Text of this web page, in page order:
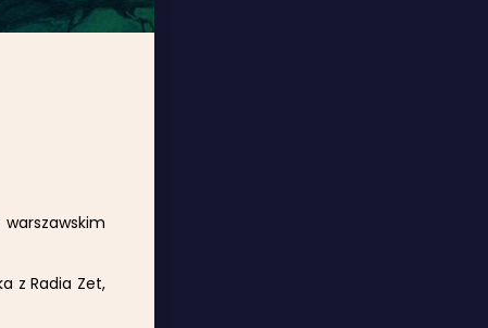
z Radia Zet,